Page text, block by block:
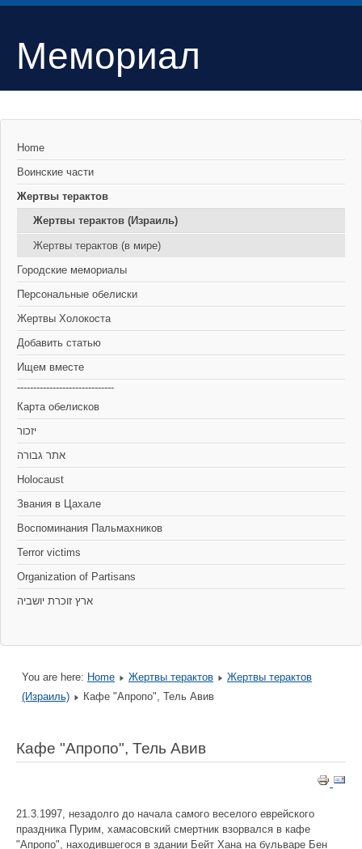
Мемориал
Home
Воинские части
Жертвы терактов
Жертвы терактов (Израиль)
Жертвы терактов (в мире)
Городские мемориалы
Персональные обелиски
Жертвы Холокоста
Добавить статью
Ищем вместе
------------------------------
Карта обелисков
יזכור
אתר גבורה
Holocaust
Звания в Цахале
Воспоминания Пальмахников
Terror victims
Organization of Partisans
You are here: Home Жертвы терактов
Жертвы терактов
(Израиль)
Кафе "Апропо", Тель Авив
Кафе "Апропо", Тель Авив
21.3.1997, незадолго до начала самого веселого еврейского
праздника Пурим, хамасовский смертник взорвался в кафе
"Апропо", находившегося в здании Бейт Хана на бульваре Бен